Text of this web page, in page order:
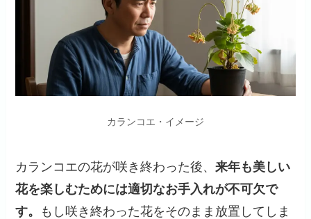
カランコエ・イメージ
カランコエの花が咲き終わった後、来年も美しい
花を楽しむためには適切なお手入れが不可欠で
す。
もし咲き終わった花をそのまま放置してしま